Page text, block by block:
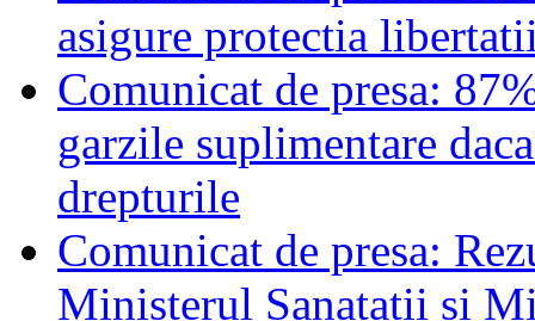
asigure protectia
Comunicat de presa:
garzile suplimentare
drepturile
Comunicat de presa:
Ministerul Sanatatii si